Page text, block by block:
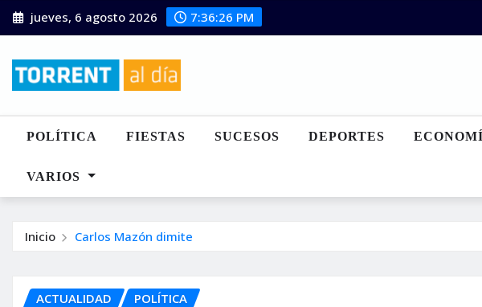
Saltar
al
jueves, 6 agosto 2026 7:36:27 PM
POLÍTICA FIESTAS SUCESOS DEPORTES
VARIOS
Inicio Carlos Mazón dimite
ACTUALIDAD POLÍTICA